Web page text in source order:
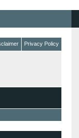
Privacy Policy